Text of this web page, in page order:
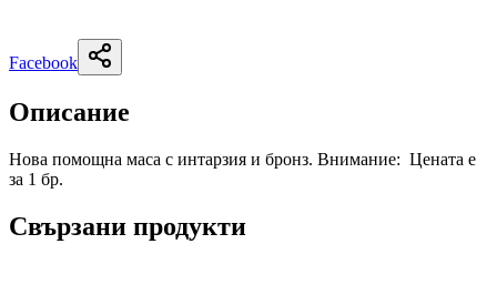
Facebook
Описание
Нова помощна маса с интарзия и бронз. Внимание: Цената е
за 1 бр.
Свързани продукти